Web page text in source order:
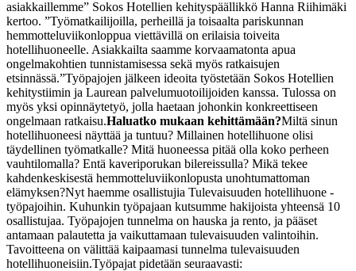
asiakkaillemme” Sokos Hotellien kehityspäällikkö Hanna Riihimäki
kertoo. ”Työmatkailijoilla, perheillä ja toisaalta pariskunnan
hemmotteluviikonloppua viettävillä on erilaisia toiveita
hotellihuoneelle. Asiakkailta saamme korvaamatonta apua
ongelmakohtien tunnistamisessa sekä myös ratkaisujen
etsinnässä.”Työpajojen jälkeen ideoita työstetään Sokos Hotellien
kehitystiimin ja Laurean palvelumuotoilijoiden kanssa. Tulossa on
myös yksi opinnäytetyö, jolla haetaan johonkin konkreettiseen
ongelmaan ratkaisu.Haluatko mukaan kehittämään?Miltä sinun
hotellihuoneesi näyttää ja tuntuu? Millainen hotellihuone olisi
täydellinen työmatkalle? Mitä huoneessa pitää olla koko perheen
vauhtilomalla? Entä kaveriporukan bilereissulla? Mikä tekee
kahdenkeskisestä hemmotteluviikonlopusta unohtumattoman
elämyksen?Nyt haemme osallistujia Tulevaisuuden hotellihuone -
työpajoihin. Kuhunkin työpajaan kutsumme hakijoista yhteensä 10
osallistujaa. Työpajojen tunnelma on hauska ja rento, ja pääset
antamaan palautetta ja vaikuttamaan tulevaisuuden valintoihin.
Tavoitteena on välittää kaipaamasi tunnelma tulevaisuuden
hotellihuoneisiin.Työpajat pidetään seuraavasti: